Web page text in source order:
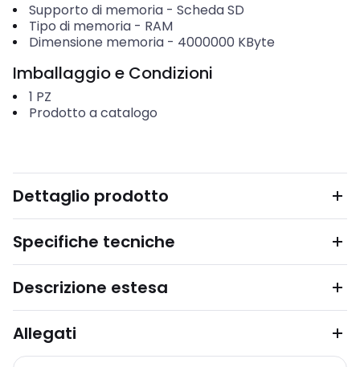
Supporto di memoria- Scheda SD
Tipo di memoria- RAM
Dimensione memoria- 4000000 KByte
Imballaggio e Condizioni
1 PZ
Prodotto a catalogo
Dettaglio prodotto
Specifiche tecniche
Descrizione estesa
Allegati